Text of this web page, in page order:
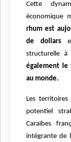
Cette
économique
rhum est
de dollars
structurelle à
également le
au monde.
Les
potentiel
Caraïbes
intégrante de